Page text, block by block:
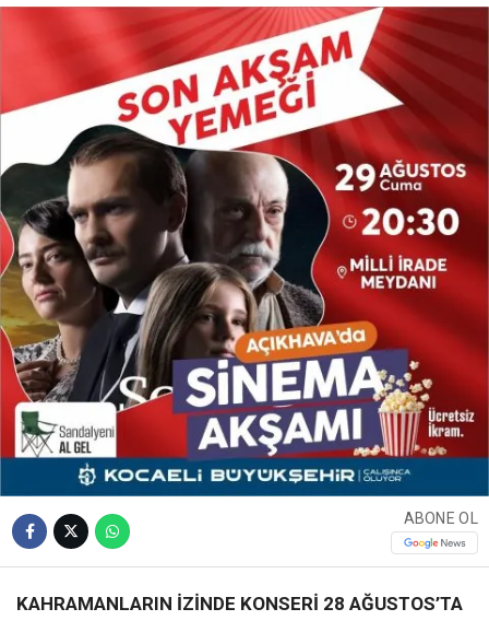
ABONE OL
KAHRAMANLARIN İZİNDE KONSERİ 28 AĞUSTOS’TA